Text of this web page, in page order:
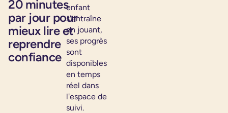
20 minutes
par jour pour
mieux lire et
reprendre
confiance
enfant
s'entraîne
en jouant,
ses progrès
sont
disponibles
en temps
réel dans
l'espace de
suivi.